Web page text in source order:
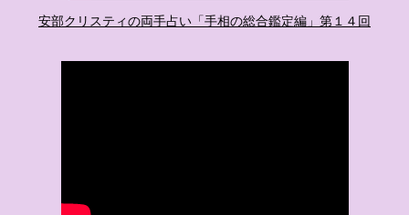
安部クリスティの両手占い「手相の総合鑑定編」第１４回